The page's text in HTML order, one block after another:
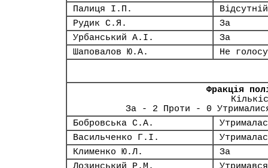
Палиця І.П.
Відсутній
Рудик С.Я.
За
Урбанський А.І.
За
Шаповалов Ю.А.
Не
Фракція
За - 2 Проти - 0
Бобровська С.А.
Васильченко Г.І.
Клименко Ю.Л.
За